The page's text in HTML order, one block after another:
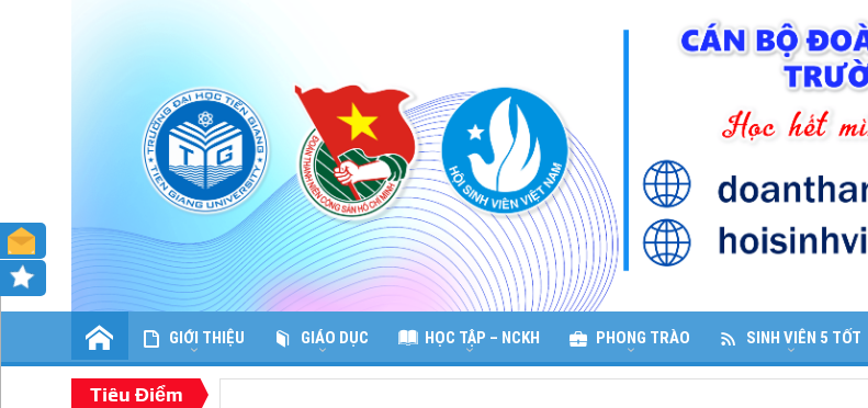
GIỚI THIỆU GIÁO DỤC HỌC TẬP – NCKH PHONG TRÀO SINH VIÊN 5 TỐT
Tiêu Điểm